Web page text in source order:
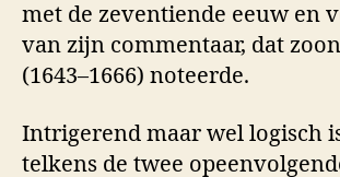
met de zeventiende eeuw en
van zijn commentaar, dat
(1643–1666) noteerde.
Intrigerend maar wel logisch
telkens de twee